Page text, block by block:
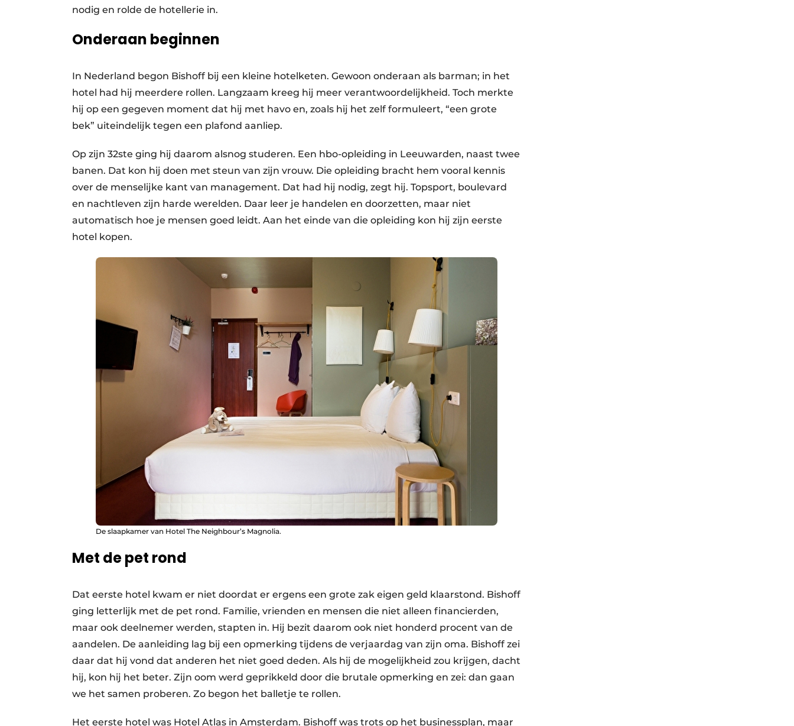
nodig en rolde de hotellerie in.
Onderaan beginnen
In Nederland begon Bishoff bij een kleine hotelketen. Gewoon onderaan als barman; in het
hotel had hij meerdere rollen. Langzaam kreeg hij meer verantwoordelijkheid. Toch merkte
hij op een gegeven moment dat hij met havo en, zoals hij het zelf formuleert, “een grote
bek” uiteindelijk tegen een plafond aanliep.
Op zijn 32ste ging hij daarom alsnog studeren. Een hbo-opleiding in Leeuwarden, naast twee
banen. Dat kon hij doen met steun van zijn vrouw. Die opleiding bracht hem vooral kennis
over de menselijke kant van management. Dat had hij nodig, zegt hij. Topsport, boulevard
en nachtleven zijn harde werelden. Daar leer je handelen en doorzetten, maar niet
automatisch hoe je mensen goed leidt. Aan het einde van die opleiding kon hij zijn eerste
hotel kopen.
De slaapkamer van Hotel The Neighbour’s Magnolia.
Met de pet rond
Dat eerste hotel kwam er niet doordat er ergens een grote zak eigen geld klaarstond. Bishoff
ging letterlijk met de pet rond. Familie, vrienden en mensen die niet alleen financierden,
maar ook deelnemer werden, stapten in. Hij bezit daarom ook niet honderd procent van de
aandelen. De aanleiding lag bij een opmerking tijdens de verjaardag van zijn oma. Bishoff zei
daar dat hij vond dat anderen het niet goed deden. Als hij de mogelijkheid zou krijgen, dacht
hij, kon hij het beter. Zijn oom werd geprikkeld door die brutale opmerking en zei: dan gaan
we het samen proberen. Zo begon het balletje te rollen.
Het eerste hotel was Hotel Atlas in Amsterdam. Bishoff was trots op het businessplan, maar